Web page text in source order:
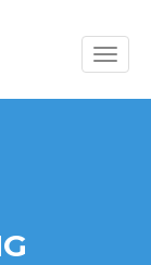
Toggle